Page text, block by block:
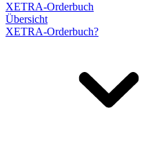
XETRA-Orderbuch
Übersicht
XETRA-Orderbuch?